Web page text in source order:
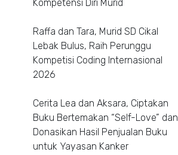
Kompetensi Diri Murid
Raffa dan Tara, Murid SD Cikal
Lebak Bulus, Raih Perunggu
Kompetisi Coding Internasional
2026
Cerita Lea dan Aksara, Ciptakan
Buku Bertemakan “Self-Love” dan
Donasikan Hasil Penjualan Buku
untuk Yayasan Kanker